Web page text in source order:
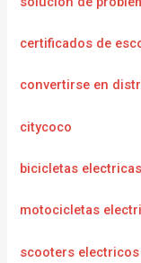
certificados de
convertirse en
citycoco
bicicletas electricas
motocicletas
scooters electricos